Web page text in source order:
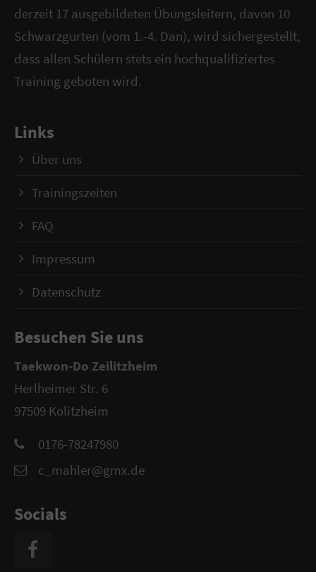
derzeit 17 ausgebildeten Übungsleitern, davon 10
Schwarzgurten (vom 1.-4. Dan), wird sichergestellt,
dass allen Schülern stets ein hochqualifiziertes
Training geboten wird.
Links
Über uns
Trainingszeiten
FAQ
Impressum
Datenschutz
Besuchen Sie uns
Taekwon-Do Zeilitzheim
Herlheimer Str. 6
97509 Kolitzheim
0176-78247980
c_mahler@gmx.de
Socials